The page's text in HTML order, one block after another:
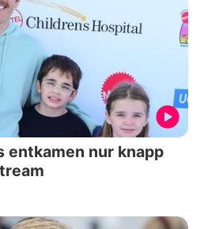
entkamen nur knapp